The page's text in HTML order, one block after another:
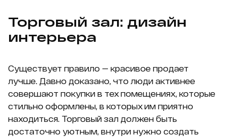
Торговый зал: дизайн
интерьера
Существует правило — красивое продает
лучше. Давно доказано, что люди активнее
совершают покупки в тех помещениях, которые
стильно оформлены, в которых им приятно
находиться. Торговый зал должен быть
достаточно уютным, внутри нужно создать